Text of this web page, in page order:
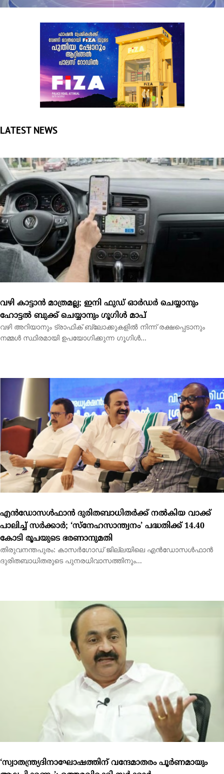
LATEST NEWS
വഴി കാട്ടാന്‍ മാത്രമല്ല; ഇനി ഫുഡ് ഓര്‍ഡര്‍ ചെയ്യാനും
ഹോട്ടല്‍ ബുക്ക് ചെയ്യാനും ഗൂഗിള്‍ മാപ്‌
വഴി അറിയാനും ട്രാഫിക് ബ്ലോക്കുകളില്‍ നിന്ന് രക്ഷപ്പെടാനും
നമ്മള്‍ സ്ഥിരമായി ഉപയോഗിക്കുന്ന ഗൂഗിള്‍...
എന്‍ഡോസള്‍ഫാന്‍ ദുരിതബാധിതര്‍ക്ക് നല്‍കിയ വാക്ക്
പാലിച്ച് സര്‍ക്കാര്‍; ‘സ്നേഹസാന്ത്വനം’ പദ്ധതിക്ക് 14.40
കോടി രൂപയുടെ ഭരണാനുമതി
തിരുവനന്തപുരം: കാസര്‍ഗോഡ് ജില്ലയിലെ എന്‍ഡോസള്‍ഫാന്‍
ദുരിതബാധിതരുടെ പുനരധിവാസത്തിനും...
‘സ്വാതന്ത്ര്യദിനാഘോഷത്തിന് വന്ദേമാതരം പൂര്‍ണമായും
ആലപിക്കണം’; ഉത്തരവിറക്കി സര്‍ക്കാര്‍
തിരുവനന്തപുരം: കേരളത്തിലെ സ്വാതന്ത്ര്യ ദിനാഘോഷങ്ങളില്‍
ദേശീയ ഗീതമായ വന്ദേമാതരം മുഴുവനായും...